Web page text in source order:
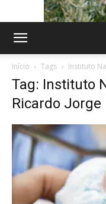
Início Tags Instituto
Tag: Instituto
Ricardo Jorge